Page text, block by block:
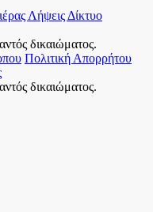
Λήψεις Δίκτυο
δικαιώματος.
Πολιτική Απορρήτου
δικαιώματος.